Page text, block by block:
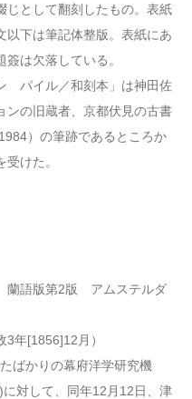
じとして翻刻したもの。表紙
以下は筆記体整版。表紙にあ
は欠落している。
パイル／和刻本」は神田佐
ンの旧蔵者、京都伏見の古書
）の筆跡であるところか
けた。
蘭語版第2版 アムステルダ
年[1856]12月）
ばかりの幕府洋学研究機
対して、同年12月12日、津